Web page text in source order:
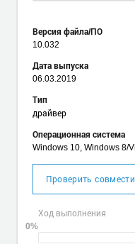
Версия файла/ПО
10.032
Дата выпуска
06.03.2019
Тип
драйвер
Операционная система
Windows 10, Windows 8/
Проверить
Ход выполнения
0%